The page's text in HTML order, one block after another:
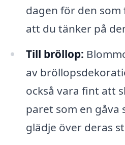
dagen för den som
att du tänker på
Till bröllop:
av
också vara fint att
paret som en gåva
glädje över deras